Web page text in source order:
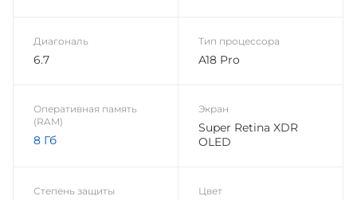
Диагональ
6.7
Тип процессора
A18 Pro
Оперативная память
(RAM)
8 Гб
Экран
Super Retina XDR
OLED
Степень защиты Цвет